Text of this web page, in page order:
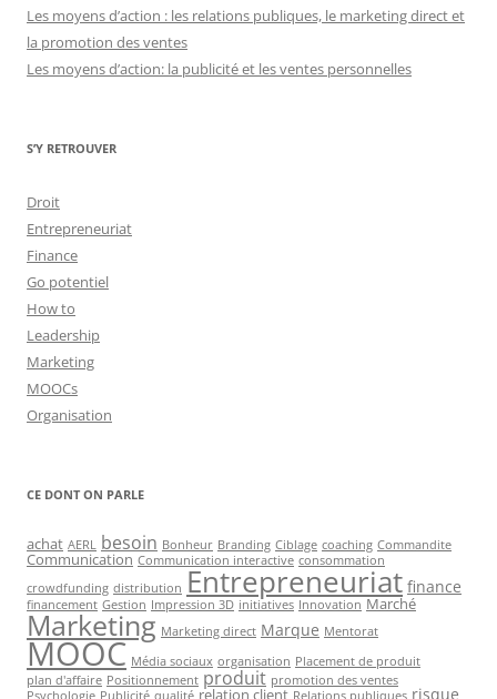
Les moyens d’action : les relations publiques, le marketing direct et
la promotion des ventes
Les moyens d’action: la publicité et les ventes personnelles
S’Y RETROUVER
Droit
Entrepreneuriat
Finance
Go potentiel
How to
Leadership
Marketing
MOOCs
Organisation
CE DONT ON PARLE
achat AERL besoin Bonheur Branding Ciblage coaching Commandite
Communication Communication interactive consommation
crowdfunding distribution Entrepreneuriat finance
financement Gestion Impression 3D initiatives Innovation Marché
Marketing Marketing direct Marque Mentorat
MOOC Média sociaux organisation Placement de produit
plan d'affaire Positionnement produit promotion des ventes
Psychologie Publicité qualité relation client Relations publiques risque